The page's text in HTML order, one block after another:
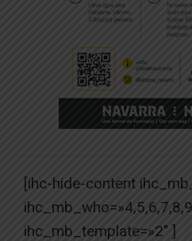
[ihc-hide-content
ihc_mb_template=»2″ ]